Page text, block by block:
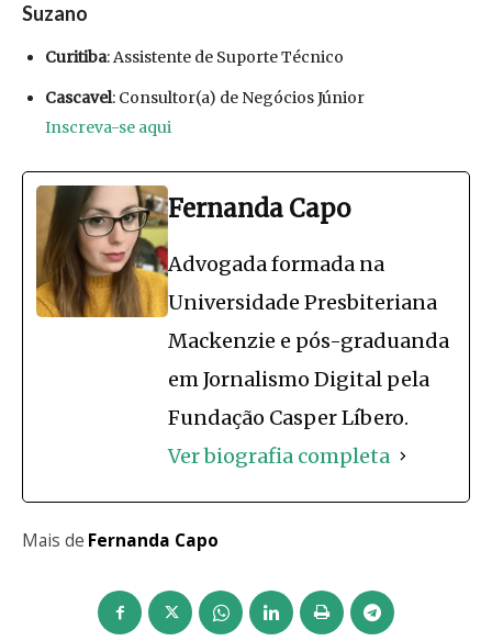
Suzano
Curitiba: Assistente de Suporte Técnico
Cascavel: Consultor(a) de Negócios Júnior
Inscreva-se aqui
Fernanda Capo
Advogada formada na
Universidade Presbiteriana
Mackenzie e pós-graduanda
em Jornalismo Digital pela
Fundação Casper Líbero.
Ver biografia completa
Mais de Fernanda Capo